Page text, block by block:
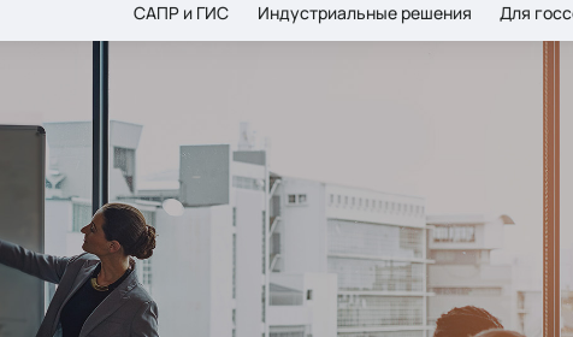
САПР и ГИС
Индустриальные решения Для